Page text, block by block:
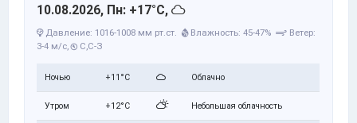
10.08.2026, Пн: +17°C,
Давление: 1016-1008 мм рт.ст. Влажность: 45-47%
Ветер:
3-4 м/с,
С,С-З
Ночью +11°C Облачно
Утром +12°C Небольшая облачность